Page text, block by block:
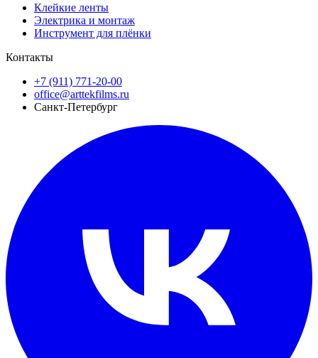
Клейкие ленты
Электрика и монтаж
Инструмент для плёнки
Контакты
+7 (911) 771-20-00
office@arttekfilms.ru
Санкт-Петербург